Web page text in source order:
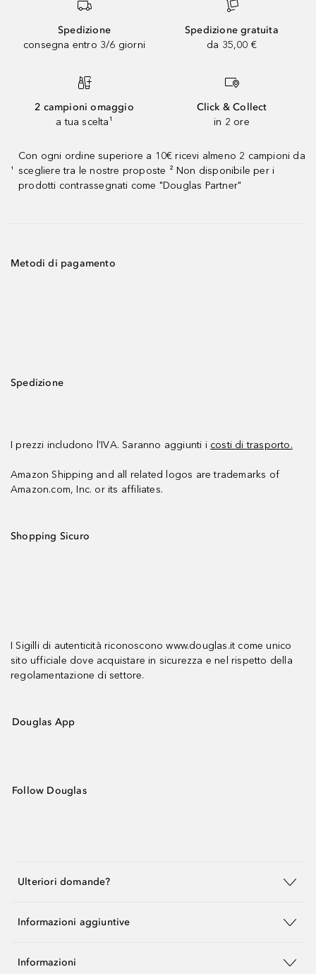
Spedizione
consegna entro 3/6 giorni
Spedizione gratuita
da 35,00 €
2 campioni omaggio
a tua scelta¹
Click & Collect
in 2 ore
¹
Con ogni ordine superiore a 10€ ricevi almeno 2 campioni da
scegliere tra le nostre proposte ² Non disponibile per i
prodotti contrassegnati come "Douglas Partner"
Metodi di pagamento
Spedizione
I prezzi includono l’IVA. Saranno aggiunti i costi di trasporto.
Amazon Shipping and all related logos are trademarks of
Amazon.com, Inc. or its affiliates.
Shopping Sicuro
I Sigilli di autenticità riconoscono www.douglas.it come unico
sito ufficiale dove acquistare in sicurezza e nel rispetto della
regolamentazione di settore.
Douglas App
Follow Douglas
Ulteriori domande?
Informazioni aggiuntive
Informazioni